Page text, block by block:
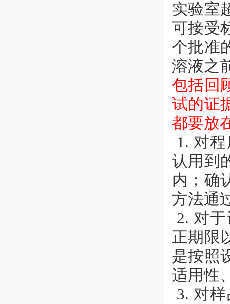
实验室
可接受
个批准
溶液之
包括回
试的证
都要放
1. 对
认用到
内；确
方法通
2. 对
正期限
是按照
适用性
3. 对